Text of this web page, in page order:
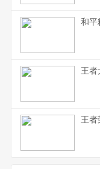
和平
王者
王者